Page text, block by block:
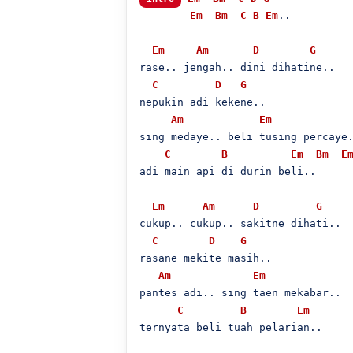
Em
Bm C B Em ..
Em Am D
G
rase.. jengah.. dini dihatine..
C
D
G
nepukin adi kekene..
Am
Em
sing medaye.. beli tusing
C
B Em Bm
Em
adi main api di durin beli..
Em Am D
G
cukup.. cukup.. sakitne dihati..
C
D
G
rasane mekite masih..
Am
Em
pantes adi.. sing taen mekabar..
C
B
Em
ternyata beli tuah pelarian..